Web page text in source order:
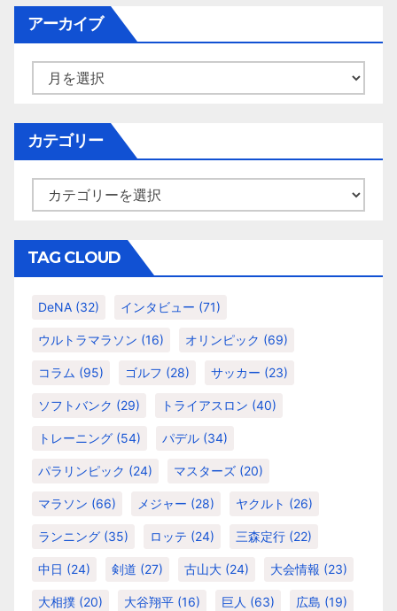
ナ
ビ
ゲ
ー
シ
ョ
ン
アーカイブ
ー
イ
ブ
カテゴリー
テ
リ
ー
TAG CLOUD
DeNA (32) インタビュー (71)
ウルトラマラソン (16) オリンピック (69)
コラム (95) ゴルフ (28) サッカー (23)
ソフトバンク (29) トライアスロン (40)
トレーニング (54) パデル (34)
パラリンピック (24) マスターズ (20)
マラソン (66) メジャー (28) ヤクルト (26)
ランニング (35) ロッテ (24) 三森定行 (22)
中日 (24) 剣道 (27) 古山大 (24) 大会情報 (23)
大相撲 (20) 大谷翔平 (16) 巨人 (63) 広島 (19)